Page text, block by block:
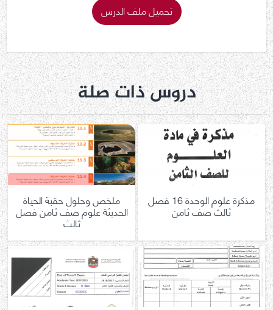
تحميل ملف الدرس
دروس ذات صلة
مذكرة علوم الوحدة 16 فصل
ثالث صف ثامن
ملخص وحلول حقبة الحياة
الحديثة علوم صف ثامن فصل
ثالث